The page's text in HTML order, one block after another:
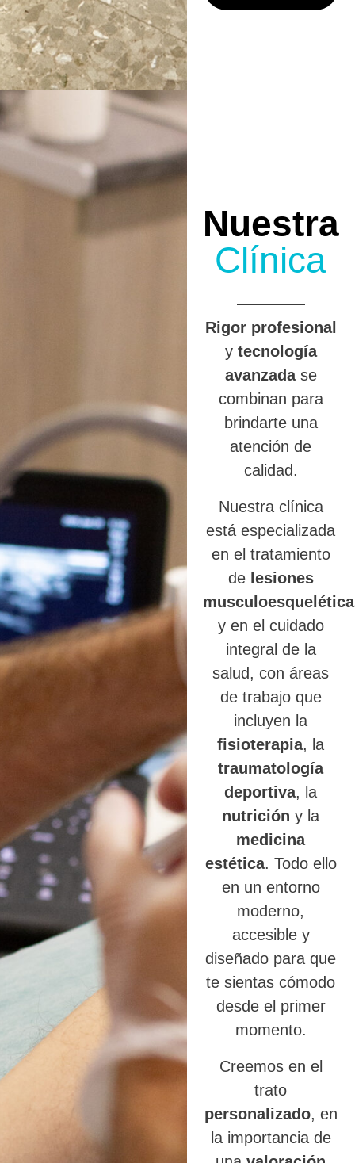
Nuestra
Clínica
Rigor profesional
y tecnología
avanzadase
combinan para
brindarte una
atención de
calidad.
Nuestra clínica
está especializada
en el tratamiento
de lesiones
y en el cuidado
integral de la
salud, con áreas
de trabajo que
incluyen la
fisioterapia, la
traumatología
deportiva, la
nutrición y la
medicina
estética. Todo ello
en un entorno
moderno,
accesible y
diseñado para que
te sientas cómodo
desde el primer
momento.
Creemos en el
trato
personalizado, en
la importancia de